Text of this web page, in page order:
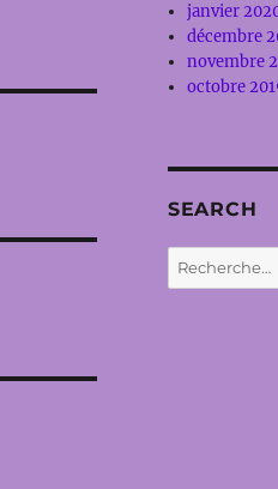
janvier
décembre
novembre
octobre
SEARCH
Recherche
pour :